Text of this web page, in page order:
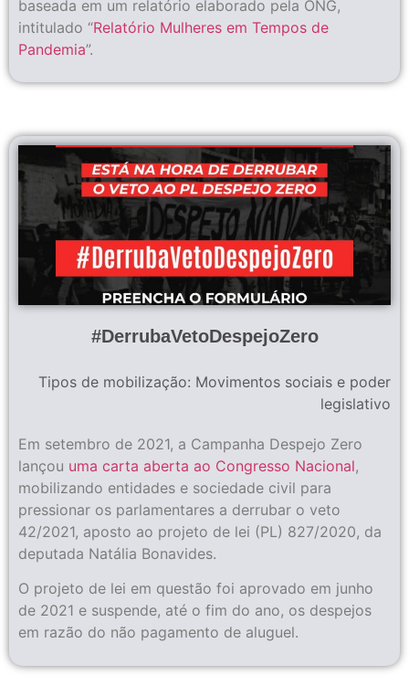
baseada em um relatório elaborado pela ONG,
intitulado “Relatório Mulheres em Tempos de
Pandemia”.
#DerrubaVetoDespejoZero
Tipos de mobilização: Movimentos sociais e poder
legislativo
Em setembro de 2021, a Campanha Despejo Zero
lançou uma carta aberta ao Congresso Nacional,
mobilizando entidades e sociedade civil para
pressionar os parlamentares a derrubar o veto
42/2021, aposto ao projeto de lei (PL) 827/2020, da
deputada Natália Bonavides.
O projeto de lei em questão foi aprovado em junho
de 2021 e suspende, até o fim do ano, os despejos
em razão do não pagamento de aluguel.